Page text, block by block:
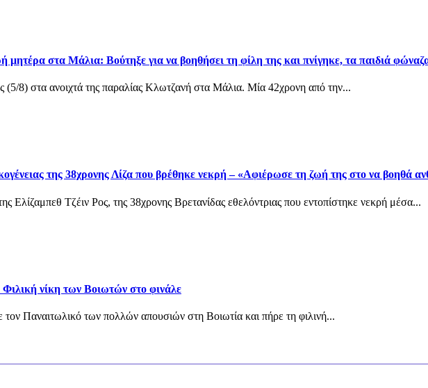
μητέρα στα Μάλια: Βούτηξε για να βοηθήσει τη φίλη της και πνίγηκε, τα παιδιά
(5/8) στα ανοιχτά της παραλίας Κλωτζανή στα Μάλια. Μία 42χρονη από την...
της 38χρονης Λίζα που βρέθηκε νεκρή – «Αφιέρωσε τη ζωή της στο να βοηθά
Ελίζαμπεθ Τζέιν Ρος, της 38χρονης Βρετανίδας εθελόντριας που εντοπίστηκε νεκρή μέσα...
νίκη των Βοιωτών στο φινάλε
Παναιτωλικό των πολλών απουσιών στη Βοιωτία και πήρε τη φιλινή...